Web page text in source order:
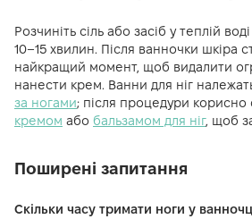
Розчиніть сіль або засіб у теплій
10–15 хвилин. Після ванночки шкіра
найкращий момент, щоб видалити
нанести крем. Ванни для ніг
за ногами; після процедури корисно
кремом або бальзамом для ніг, щоб
Поширені запитання
Скільки часу тримати ноги у